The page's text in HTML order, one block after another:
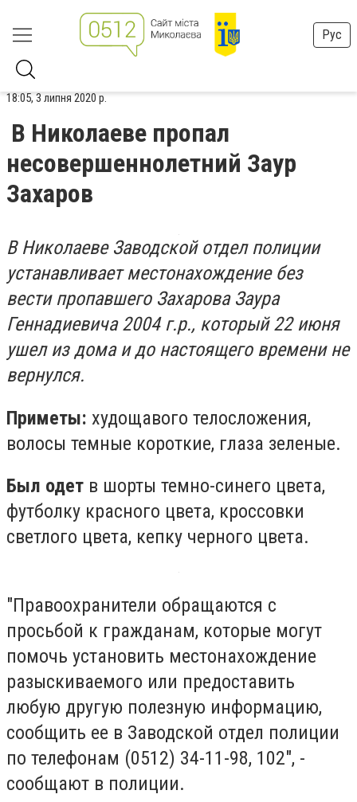
Рус
18:05, 3 липня 2020 р.
В Николаеве пропал
несовершеннолетний Заур
Захаров
В Николаеве Заводской отдел полиции
устанавливает местонахождение без
вести пропавшего Захарова Заура
Геннадиевича 2004 г.р., который 22 июня
ушел из дома и до настоящего времени не
вернулся.
Приметы: худощавого телосложения,
волосы темные короткие, глаза зеленые.
Был одет в шорты темно-синего цвета,
футболку красного цвета, кроссовки
светлого цвета, кепку черного цвета.
"Правоохранители обращаются с
просьбой к гражданам, которые могут
помочь установить местонахождение
разыскиваемого или предоставить
любую другую полезную информацию,
сообщить ее в Заводской отдел полиции
по телефонам (0512) 34-11-98, 102", -
сообщают в полиции.